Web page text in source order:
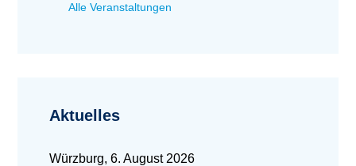
Alle Veranstaltungen
Aktuelles
Würzburg, 6. August 2026